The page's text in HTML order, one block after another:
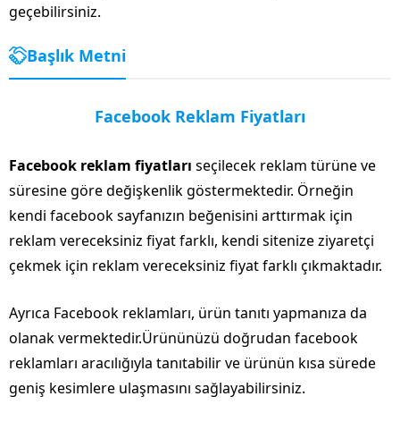
geçebilirsiniz.
Başlık Metni
Facebook Reklam Fiyatları
Facebook reklam fiyatları seçilecek reklam türüne ve
süresine göre değişkenlik göstermektedir. Örneğin
kendi facebook sayfanızın beğenisini arttırmak için
reklam vereceksiniz fiyat farklı, kendi sitenize ziyaretçi
çekmek için reklam vereceksiniz fiyat farklı çıkmaktadır.
Ayrıca Facebook reklamları, ürün tanıtı yapmanıza da
olanak vermektedir.Ürününüzü doğrudan facebook
reklamları aracılığıyla tanıtabilir ve ürünün kısa sürede
geniş kesimlere ulaşmasını sağlayabilirsiniz.